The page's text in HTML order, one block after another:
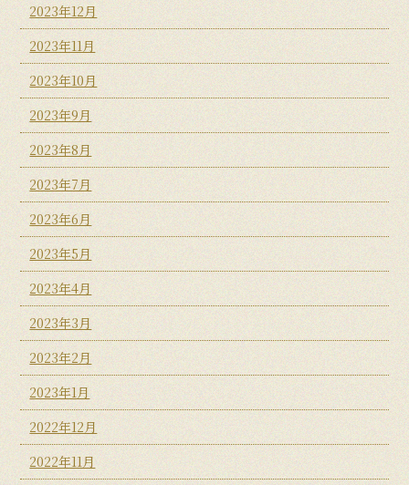
2023年12月
2023年11月
2023年10月
2023年9月
2023年8月
2023年7月
2023年6月
2023年5月
2023年4月
2023年3月
2023年2月
2023年1月
2022年12月
2022年11月